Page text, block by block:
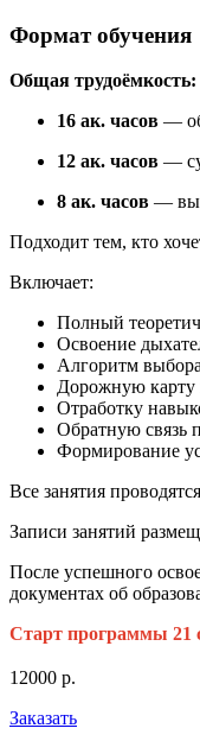
Формат обучения
Общая трудоёмкость:
16 ак. часов —
12 ак. часов —
8 ак. часов —
Подходит тем, кто
Включает:
Полный
Освоение
Алгоритм
Дорожную карту
Отработку
Обратную связь
Формирование
Все занятия
Записи занятий
После успешного
документах об
Старт программы 21
12000 р.
Заказать